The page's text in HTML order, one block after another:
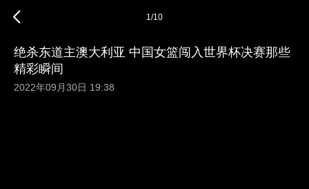
1/10
绝杀东道主澳大利亚 中国女篮闯入世界杯决赛那些
精彩瞬间
2022年09月30日 19:38